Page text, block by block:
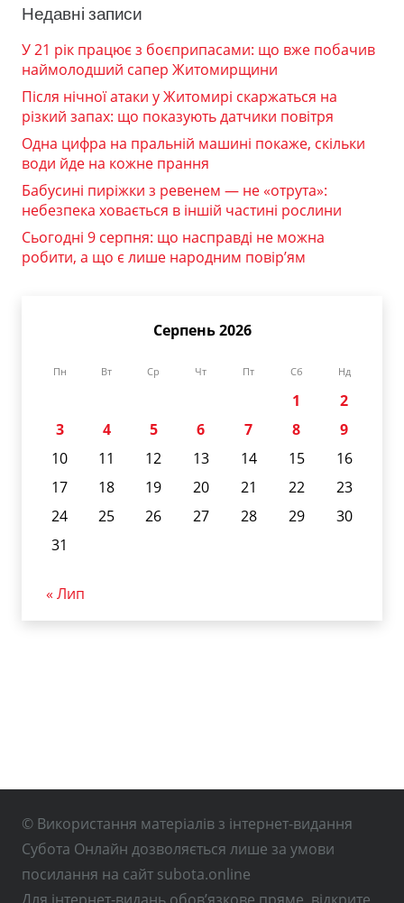
Недавні записи
У 21 рік працює з боєприпасами: що вже побачив
наймолодший сапер Житомирщини
Після нічної атаки у Житомирі скаржаться на
різкий запах: що показують датчики повітря
Одна цифра на пральній машині покаже, скільки
води йде на кожне прання
Бабусині пиріжки з ревенем — не «отрута»:
небезпека ховається в іншій частині рослини
Сьогодні 9 серпня: що насправді не можна
робити, а що є лише народним повір’ям
Серпень 2026
Пн Вт Ср Чт Пт Сб Нд
1
2
3
4 5 6 7 8
9
10
11 12 13 14 15
16
17
18 19 20 21 22
23
24
25 26 27 28 29
30
31
« Лип
© Використання матеріалів з інтернет-видання
Субота Онлайн дозволяється лише за умови
посилання на сайт subota.online